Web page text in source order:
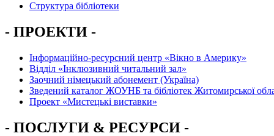
Структура бібліотеки
- ПРОЕКТИ -
Інформаційно-ресурсний центр «Вікно в Америку»
Вiддiл «Інклюзивний читальний зал»
Заочний німецький абонемент (Україна)
Зведений каталог ЖОУНБ та бібліотек Житомирської
Проект «Мистецькі виставки»
- ПОСЛУГИ & РЕСУРСИ -